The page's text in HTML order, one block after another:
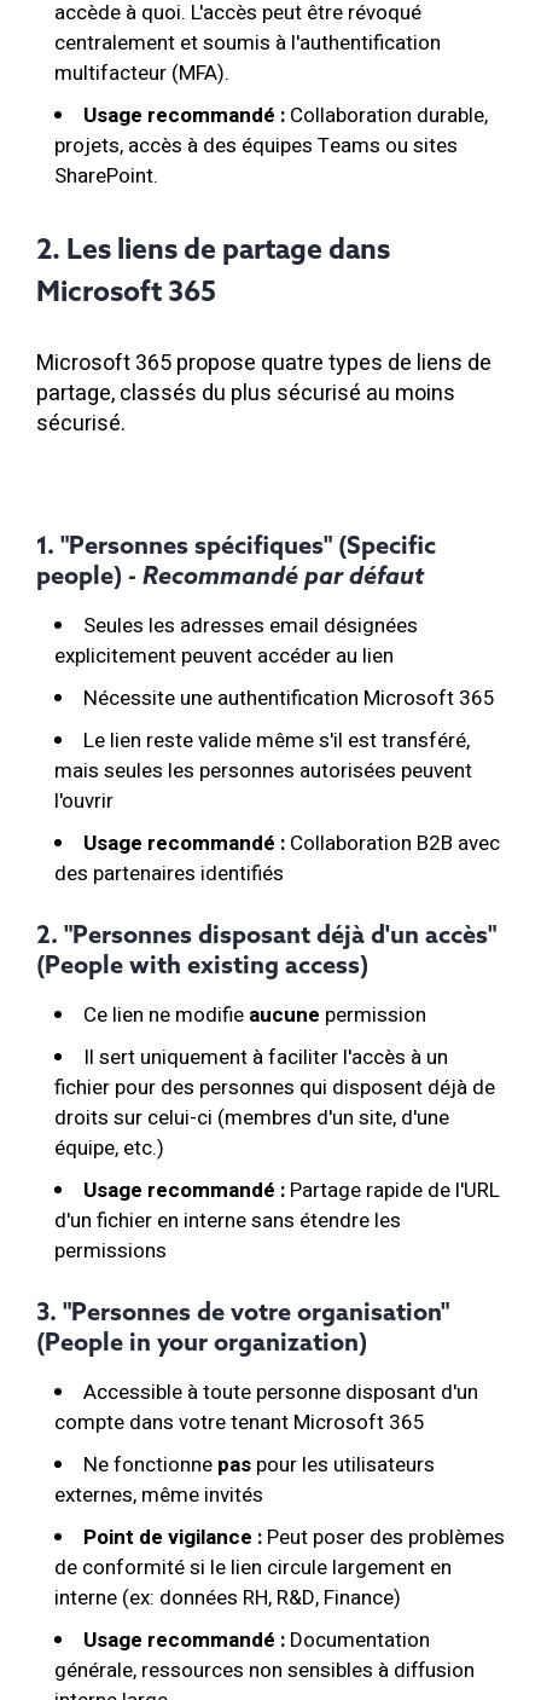
accède à quoi. L'accès peut être révoqué
centralement et soumis à l'authentification
multifacteur (MFA).
Usage recommandé : Collaboration durable,
projets, accès à des équipes Teams ou sites
SharePoint.
2. Les liens de partage dans
Microsoft 365
Microsoft 365 propose quatre types de liens de
partage, classés du plus sécurisé au moins
sécurisé.
1. "Personnes spécifiques" (Specific
people) - Recommandé par défaut
Seules les adresses email désignées
explicitement peuvent accéder au lien
Nécessite une authentification Microsoft 365
Le lien reste valide même s'il est transféré,
mais seules les personnes autorisées peuvent
l'ouvrir
Usage recommandé : Collaboration B2B avec
des partenaires identifiés
2. "Personnes disposant déjà d'un accès"
(People with existing access)
Ce lien ne modifie aucune permission
Il sert uniquement à faciliter l'accès à un
fichier pour des personnes qui disposent déjà de
droits sur celui-ci (membres d'un site, d'une
équipe, etc.)
Usage recommandé : Partage rapide de l'URL
d'un fichier en interne sans étendre les
permissions
3. "Personnes de votre organisation"
(People in your organization)
Accessible à toute personne disposant d'un
compte dans votre tenant Microsoft 365
Ne fonctionne pas pour les utilisateurs
externes, même invités
Point de vigilance : Peut poser des problèmes
de conformité si le lien circule largement en
interne (ex: données RH, R&D, Finance)
Usage recommandé : Documentation
générale, ressources non sensibles à diffusion